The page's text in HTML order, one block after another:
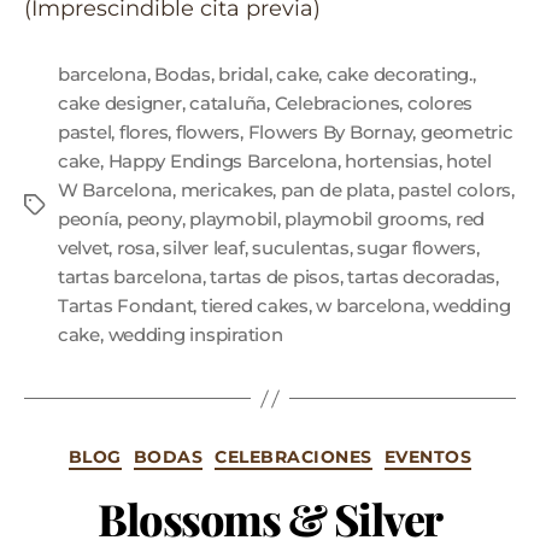
(Imprescindible cita previa)
barcelona, Bodas, bridal,cake, cake decorating.,
cake designer,cataluña, Celebraciones, colores
pastel, flores, flowers, Flowers By Bornay, geometric
cake, Happy Endings Barcelona, hortensias, hotel
W Barcelona, mericakes, pan de plata, pastel colors,
peonía, peony, playmobil, playmobil grooms, red
velvet, rosa,silver leaf,suculentas,sugar flowers,
tartas barcelona,tartas de pisos,tartas decoradas,
Tartas Fondant, tiered cakes,w barcelona,wedding
cake, wedding inspiration
BLOG BODAS CELEBRACIONES EVENTOS
Blossoms & Silver